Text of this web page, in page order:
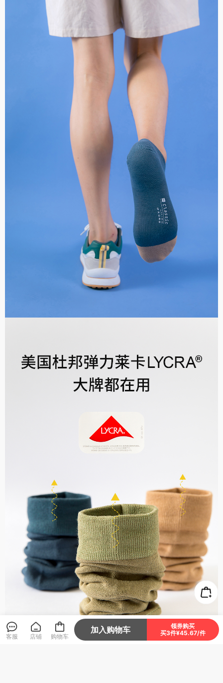
客服 店铺 购物车
加入购物车
领券购买
买3件¥45.67/件